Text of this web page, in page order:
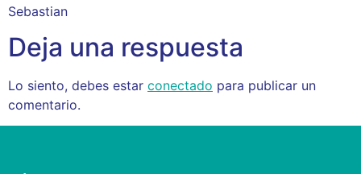
Sebastian
Deja una respuesta
Lo siento, debes estar conectado para publicar un
comentario.